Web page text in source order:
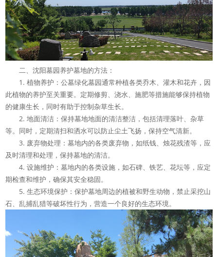
二、沈阳墓园养护墓地的方法：
1. 植物养护：公墓绿化墓园通常种植各类乔木、灌木和花卉，因
此植物的养护至关重要。定期修剪、浇水、施肥等措施能够保持植物
的健康生长，同时有助于控制杂草生长。
2. 地面清洁：保持墓地地面的清洁整洁，包括清理落叶、杂草
等。同时，定期清扫和洒水可以防止尘土飞扬，保持空气清新。
3. 废弃物处理：墓地内的各类废弃物，如纸钱、烛花残渣等，应
及时清理和处理，保持墓地的清洁。
4. 设施维护：墓地内的各类设施，如石碑、铁艺、花坛等，应定
期检查和维护，确保其安全稳固。
5. 生态环境保护：保护墓地周边的植被和野生动物，禁止采挖山
石、乱捕乱猎等破坏性行为，营造一个良好的生态环境。